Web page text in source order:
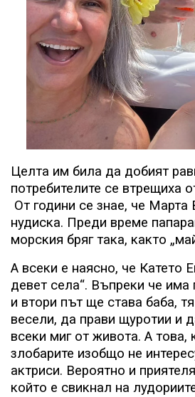
Целта им била да добият
потребителите се втрещиха
От години се знае, че Марта
нудиска. Преди време
морския бряг така, както
А всеки е наясно, че Катето
девет села“. Въпреки че има
и втори път ще става баба,
весели, да прави щуротии и
всеки миг от живота. А
злобарите изобщо не
актриси. Вероятно и
който е свикнал на